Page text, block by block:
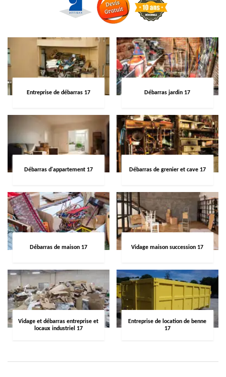
Entreprise de débarras 17 Débarras jardin 17
Débarras d'appartement 17 Débarras de grenier et cave 17
Débarras de maison 17 Vidage maison succession 17
Vidage et débarras entreprise et
locaux industriel 17
Entreprise de location de benne
17